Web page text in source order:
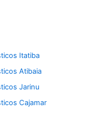
Itatiba
Atibaia
Jarinu
Cajamar